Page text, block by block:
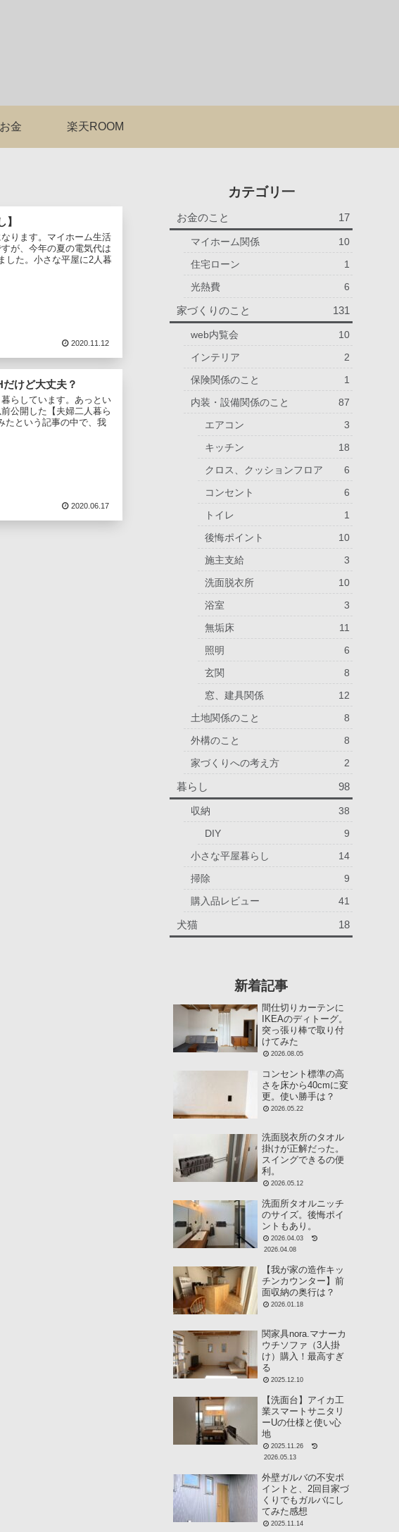
お金 楽天ROOM
ります。マイホーム生活
が、今年の夏の電気代は
した。小さな平屋に2人暮
2020.11.12
けど大丈夫？
らしています。あっとい
公開した【夫婦二人暮ら
たという記事の中で、我
2020.06.17
カテゴリ一
お金のこと 17
マイホーム関係
10
住宅ローン
1
光熱費
6
家づくりのこと 131
web内覧会
10
インテリア
2
保険関係のこと
1
内装・設備関係のこと
87
エアコン
3
キッチン
18
クロス、クッションフロア
6
コンセント
6
トイレ
1
後悔ポイント
10
施主支給
3
洗面脱衣所
10
浴室
3
無垢床
11
照明
6
玄関
8
窓、建具関係
12
土地関係のこと
8
外構のこと
8
家づくりへの考え方
2
暮らし 98
収納
38
DIY
9
小さな平屋暮らし
14
掃除
9
購入品レビュー
41
犬猫 18
新着記事
間仕切りカーテンに
IKEAのディトーグ。
突っ張り棒で取り付
けてみた
2026.08.05
コンセント標準の高
さを床から40cmに変
更。使い勝手は？
2026.05.22
洗面脱衣所のタオル
掛けが正解だった。
スイングできるの便
利。
2026.05.12
洗面所タオルニッチ
のサイズ。後悔ポイ
ントもあり。
2026.04.03
2026.04.08
【我が家の造作キッ
チンカウンター】前
面収納の奥行は？
2026.01.18
関家具nora.マナーカ
ウチソファ（3人掛
け）購入！最高すぎ
る
2025.12.10
【洗面台】アイカ工
業スマートサニタリ
ーUの仕様と使い心
地
2025.11.26
2026.05.13
外壁ガルバの不安ポ
イントと、2回目家づ
くりでもガルバにし
てみた感想
2025.11.14